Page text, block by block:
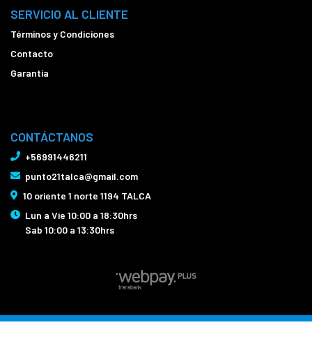
SERVICIO AL CLIENTE
Términos y Condiciones
Contacto
Garantía
CONTÁCTANOS
+56991446211
punto21talca@gmail.com
10 oriente 1 norte 1194 TALCA
Lun a Vie 10:00 a 18:30hrs
Sab 10:00 a 13:30hrs